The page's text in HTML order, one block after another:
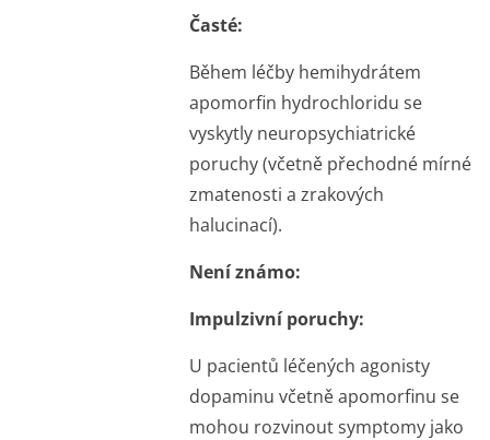
Časté:
Během léčby hemihydrátem
apomorfin hydrochloridu se
vyskytly neuropsychiatrické
poruchy (včetně přechodné mírné
zmatenosti a zrakových
halucinací).
Není známo:
Impulzivní poruchy:
U pacientů léčených agonisty
dopaminu včetně apomorfinu se
mohou rozvinout symptomy jako